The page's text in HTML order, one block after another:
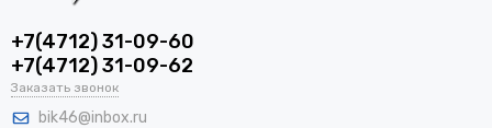
+7(4712) 31-09-60
+7(4712) 31-09-62
Заказать звонок
bik46@inbox.ru